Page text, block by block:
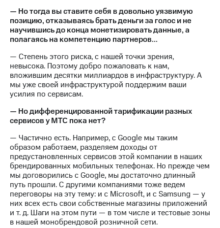
— Но тогда вы ставите себя в довольно уязвимую
позицию, отказываясь брать деньги за голос и не
научившись до конца монетизировать данные, а
полагаясь на компетенцию партнеров...
— Степень этого риска, с нашей точки зрения,
невысока. Поэтому добро пожаловать к нам,
вложившим десятки миллиардов в инфраструктуру. А
мы уже своей инфраструктурой поддержим ваши
усилия по сервисам.
— Но дифференцированной тарификации разных
сервисов у МТС пока нет?
— Частично есть. Например, с Google мы таким
образом работаем, разделяем доходы от
предустановленных сервисов этой компании в наших
брендированных мобильных телефонах. Но прежде чем
мы договорились с Google, мы достаточно длинный
путь прошли. С другими компаниями тоже ведем
переговоры на эту тему: и с Microsoft, и с Samsung — у
них всех есть свои собственные магазины приложений
и т. д. Шаги на этом пути — в том числе и тестовые зоны
в нашей монобрендовой розничной сети.